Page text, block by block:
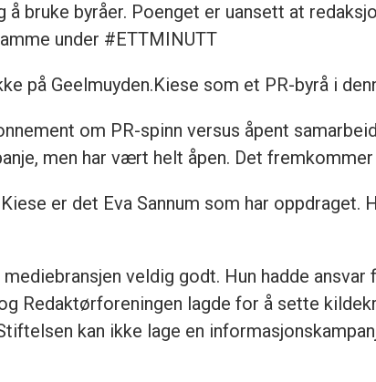
å bruke byråer. Poenget er uansett at
under #ETTMINUTT
på Geelmuyden.Kiese som et PR-byrå i
om PR-spinn versus åpent
men har vært helt åpen. Det
er det Eva Sannum som har
mediebransjen veldig godt. Hun hadde
Redaktørforeningen lagde for å sette
kan ikke lage en